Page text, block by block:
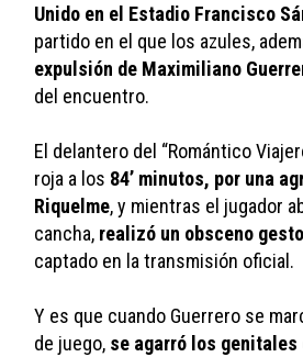
Unido en el Estadio Francisco
expulsión de Maximiliano
del encuentro.
El delantero del “Romántico
roja a los 84’ minutos, por una
Riquelme, y mientras el jugador
cancha, realizó un obsceno gesto
captado en la transmisión oficial.
Y es que cuando Guerrero se
de juego, se agarró los genitales